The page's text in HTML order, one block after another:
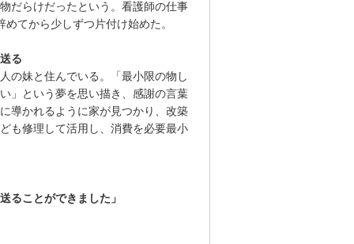
だらけだったという。看護師の仕事
てから少しずつ片付け始めた。
る
の妹と住んでいる。「最小限の物し
」という夢を思い描き、感謝の言葉
導かれるように家が見つかり、改築
も修理して活用し、消費を必要最小
ることができました」